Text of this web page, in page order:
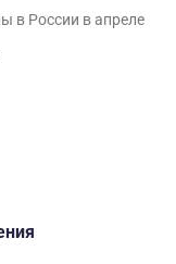
в России в апреле